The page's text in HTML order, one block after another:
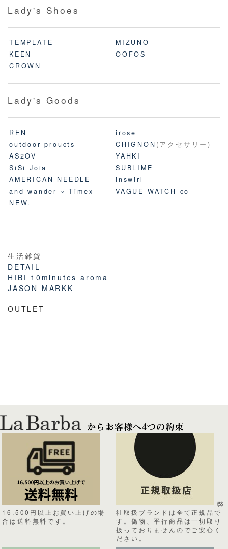
Lady's Shoes
TEMPLATE
MIZUNO
KEEN
OOFOS
CROWN
Lady's Goods
REN
irose
outdoor proucts
CHIGNON (アクセサリー)
AS2OV
YAHKI
SiSi Joia
SUBLIME
AMERICAN NEEDLE
inswirl
and wander × Timex
VAGUE WATCH co
NEW.
生活雑貨
DETAIL
HIBI 10minutes aroma
JASON MARKK
OUTLET
16,500円以上お買い上げの場
合は送料無料です。
弊
社取扱ブランドは全て正規品で
す。偽物、平行商品は一切取り
扱っておりませんのでご安心く
ださい。